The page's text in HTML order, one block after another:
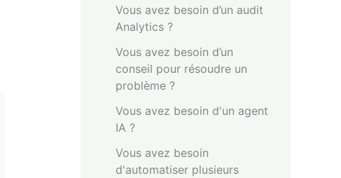
Vous avez besoin d’un audit
Analytics ?
Vous avez besoin d’un
conseil pour résoudre un
problème ?
Vous avez besoin d'un agent
IA ?
Vous avez besoin
d'automatiser plusieurs